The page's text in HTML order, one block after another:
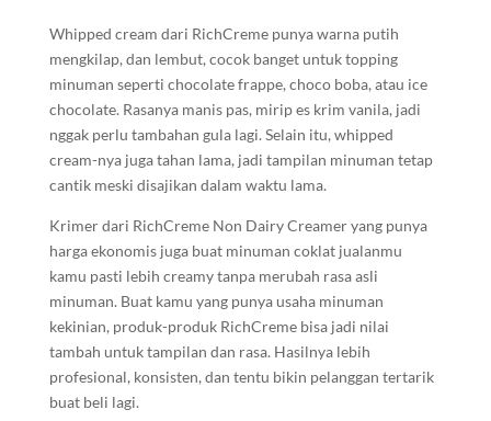
Whipped cream dari RichCreme punya warna putih
mengkilap, dan lembut, cocok banget untuk topping
minuman seperti chocolate frappe, choco boba, atau ice
chocolate. Rasanya manis pas, mirip es krim vanila, jadi
nggak perlu tambahan gula lagi. Selain itu, whipped
cream-nya juga tahan lama, jadi tampilan minuman tetap
cantik meski disajikan dalam waktu lama.
Krimer dari RichCreme Non Dairy Creamer yang punya
harga ekonomis juga buat minuman coklat jualanmu
kamu pasti lebih creamy tanpa merubah rasa asli
minuman. Buat kamu yang punya usaha minuman
kekinian, produk-produk RichCreme bisa jadi nilai
tambah untuk tampilan dan rasa. Hasilnya lebih
profesional, konsisten, dan tentu bikin pelanggan tertarik
buat beli lagi.